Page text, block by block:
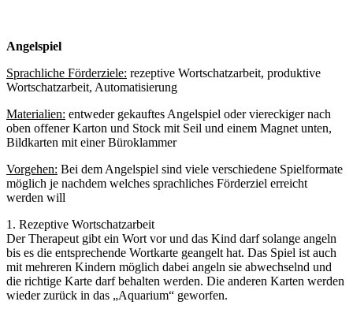
Angelspiel
Sprachliche Förderziele: rezeptive Wortschatzarbeit, produktive
Wortschatzarbeit, Automatisierung
Materialien: entweder gekauftes Angelspiel oder viereckiger nach
oben offener Karton und Stock mit Seil und einem Magnet unten,
Bildkarten mit einer Büroklammer
Vorgehen: Bei dem Angelspiel sind viele verschiedene Spielformate
möglich je nachdem welches sprachliches Förderziel erreicht
werden will
1. Rezeptive Wortschatzarbeit
Der Therapeut gibt ein Wort vor und das Kind darf solange angeln
bis es die entsprechende Wortkarte geangelt hat. Das Spiel ist auch
mit mehreren Kindern möglich dabei angeln sie abwechselnd und
die richtige Karte darf behalten werden. Die anderen Karten werden
wieder zurück in das „Aquarium“ geworfen.